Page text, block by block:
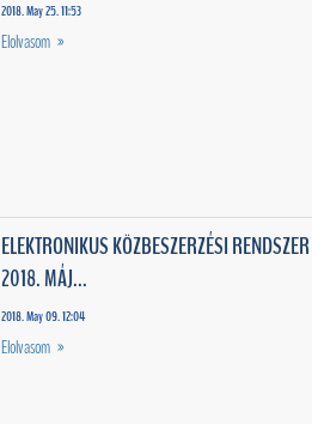
2018. May 25. 11:53
Elolvasom »
ELEKTRONIKUS KÖZBESZERZÉSI
2018. MÁJ...
2018. May 09. 12:04
Elolvasom »